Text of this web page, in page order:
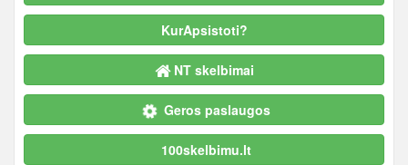
KurApsistoti?
NT skelbimai
Geros paslaugos
100skelbimu.lt